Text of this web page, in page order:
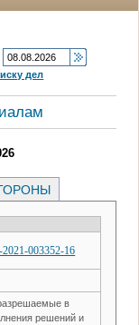
дел
003352-16
в
решений и